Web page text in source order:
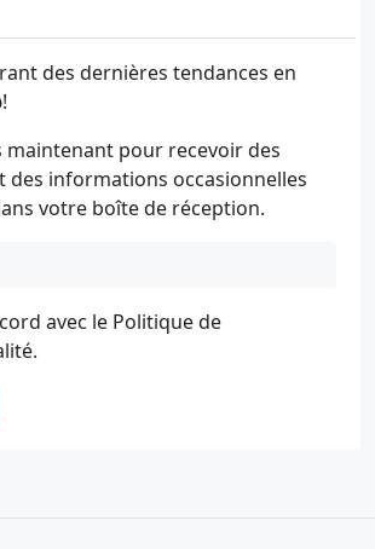
des dernières tendances en
!
maintenant pour recevoir des
des informations occasionnelles
votre boîte de réception.
avec le Politique de
.